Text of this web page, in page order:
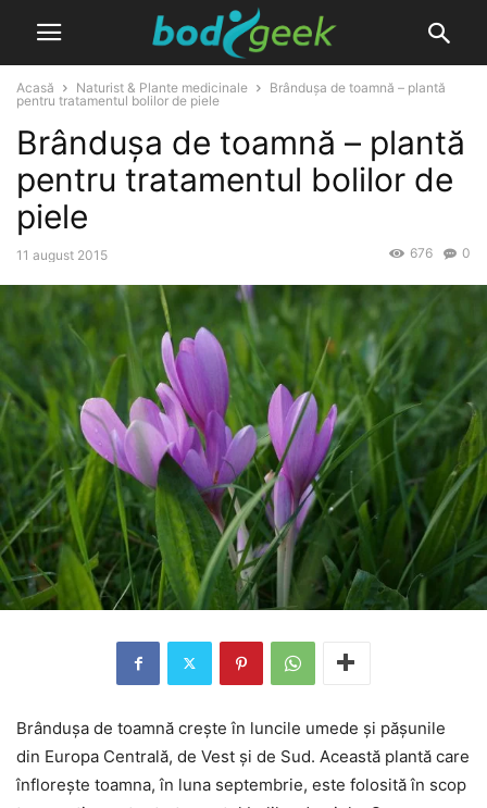
Acasă Naturist & Plante medicinale
Brândușa de toamnă – plantă
pentru tratamentul bolilor de piele
Brândușa de toamnă – plantă
pentru tratamentul bolilor de
piele
11 august 2015 0
676
Brândușa de toamnă crește în luncile umede și pășunile
din Europa Centrală, de Vest și de Sud. Această plantă care
înflorește toamna, în luna septembrie, este folosită în scop